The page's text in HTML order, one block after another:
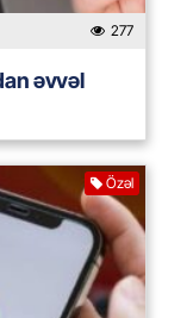
277
əvvəl
Özəl